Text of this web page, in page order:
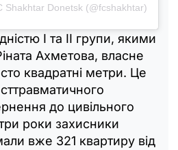
Donetsk (@fcshakhtar)
I та II групи, якими
Ахметова, власне
квадратні метри. Це
до цивільного
роки захисники
вже 321 квартиру від